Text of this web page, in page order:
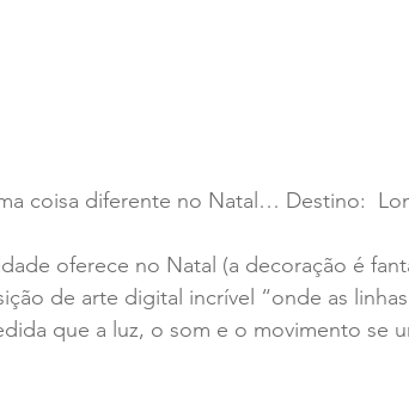
coisa diferente no Natal… Destino:
oferece no Natal (a decoração é
de arte digital incrível “onde as
que a luz, o som e o movimento se